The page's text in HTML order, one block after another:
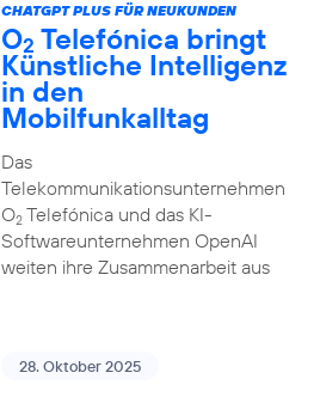
CHATGPT PLUS FÜR NEUKUNDEN
O2 Telefónica bringt
Künstliche Intelligenz
in den
Mobilfunkalltag
Das
Telekommunikationsunternehmen
O2Telefónica und das KI-
Softwareunternehmen OpenAI
weiten ihre Zusammenarbeit aus
28. Oktober 2025